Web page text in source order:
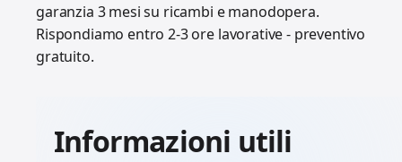
garanzia 3 mesi su ricambi e manodopera.
Rispondiamo entro 2-3 ore lavorative - preventivo
gratuito.
Informazioni utili